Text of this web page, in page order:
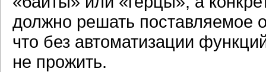
должно решать поставляемое
что без автоматизации
не прожить.